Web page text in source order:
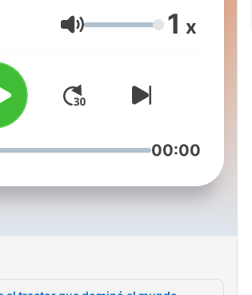
han pasado miles de
Y por el camino se han
infinidad de
que queremos contar
porque nos
a comprender cómo
llegado hasta aquí.
Volumen 1 x
00:00